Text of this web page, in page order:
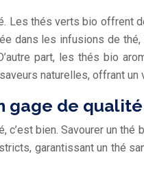
Les thés verts bio offrent
dans les infusions de
part, les thés bio
naturelles, offrant
gage de
c’est bien. Savourer un
garantissant un thé